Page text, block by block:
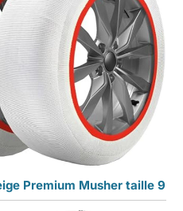
Premium Musher taille 9